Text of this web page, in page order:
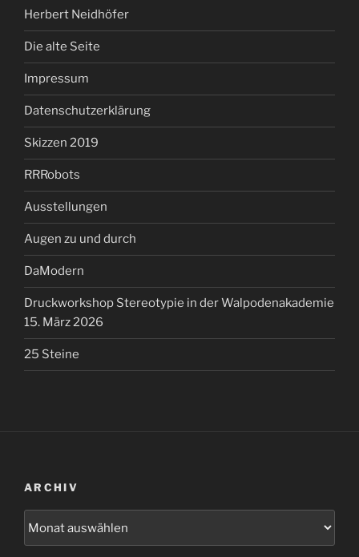
Herbert Neidhöfer
Die alte Seite
Impressum
Datenschutzerklärung
Skizzen 2019
RRRobots
Ausstellungen
Augen zu und durch
DaModern
Druckworkshop Stereotypie in der Walpodenakademie
15. März 2026
25 Steine
ARCHIV